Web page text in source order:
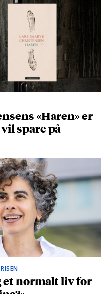
«Haren» er
spare på
et normalt liv for